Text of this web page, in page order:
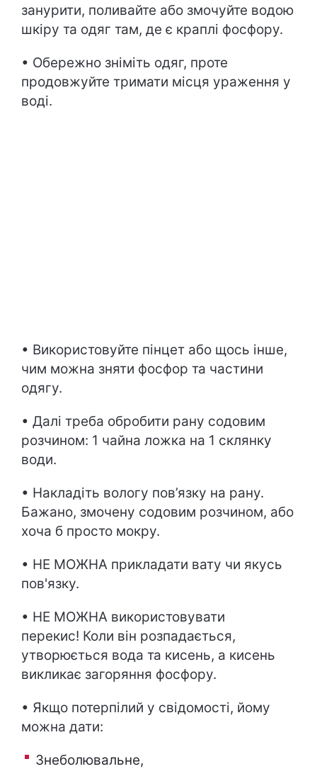
занурити, поливайте або змочуйте водою
шкіру та одяг там, де є краплі фосфору.
• Обережно зніміть одяг, проте
продовжуйте тримати місця ураження у
воді.
• Використовуйте пінцет або щось інше,
чим можна зняти фосфор та частини
одягу.
• Далі треба обробити рану содовим
розчином: 1 чайна ложка на 1 склянку
води.
• Накладіть вологу пов’язку на рану.
Бажано, змочену содовим розчином, або
хоча б просто мокру.
• НЕ МОЖНА прикладати вату чи якусь
пов'язку.
• НЕ МОЖНА використовувати
перекис! Коли він розпадається,
утворюється вода та кисень, а кисень
викликає загоряння фосфору.
• Якщо потерпілий у свідомості, йому
можна дати:
Знеболювальне,